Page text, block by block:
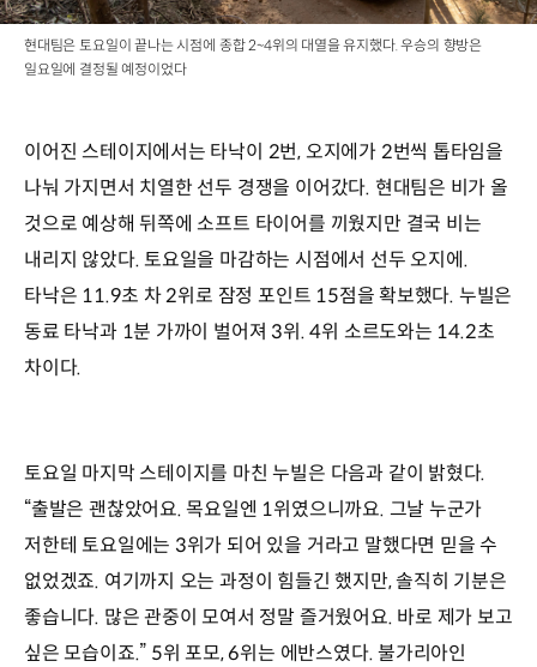
현대팀은 토요일이 끝나는 시점에 종합 2~4위의 대열을 유지했다. 우승의 향방은
일요일에 결정될 예정이었다
이어진 스테이지에서는 타낙이 2번, 오지에가 2번씩 톱타임을
나눠 가지면서 치열한 선두 경쟁을 이어갔다. 현대팀은 비가 올
것으로 예상해 뒤쪽에 소프트 타이어를 끼웠지만 결국 비는
내리지 않았다. 토요일을 마감하는 시점에서 선두 오지에.
타낙은 11.9초 차 2위로 잠정 포인트 15점을 확보했다. 누빌은
동료 타낙과 1분 가까이 벌어져 3위. 4위 소르도와는 14.2초
차이다.
토요일 마지막 스테이지를 마친 누빌은 다음과 같이 밝혔다.
“출발은 괜찮았어요. 목요일엔 1위였으니까요. 그날 누군가
저한테 토요일에는 3위가 되어 있을 거라고 말했다면 믿을 수
없었겠죠. 여기까지 오는 과정이 힘들긴 했지만, 솔직히 기분은
좋습니다. 많은 관중이 모여서 정말 즐거웠어요. 바로 제가 보고
싶은 모습이죠.” 5위 포모, 6위는 에반스였다. 불가리아인